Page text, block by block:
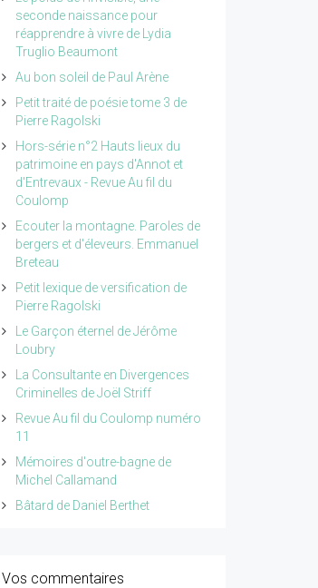
seconde naissance pour
réapprendre à vivre de Lydia
Truglio Beaumont
Au bon soleil de Paul Arène
Petit traité de poésie tome 3 de
Pierre Ragolski
Hors-série n°2 Hauts lieux du
patrimoine en pays d'Annot et
d'Entrevaux - Revue Au fil du
Coulomp
Ecouter la montagne. Paroles de
bergers et d'éleveurs. Emmanuel
Breteau
Petit lexique de versification de
Pierre Ragolski
Le Garçon éternel de Jérôme
Loubry
La Consultante en Divergences
Criminelles de Joël Striff
Revue Au fil du Coulomp numéro
11
Mémoires d'outre-bagne de
Michel Callamand
Bâtard de Daniel Berthet
Vos commentaires